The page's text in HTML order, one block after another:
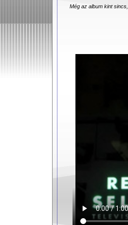
Még az album kint